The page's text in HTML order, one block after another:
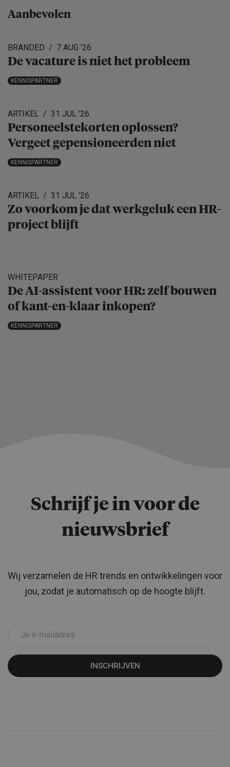
Aanbevolen
BRANDED 7 AUG '26
De vacature is niet het probleem
KENNISPARTNER
ARTIKEL 31 JUL '26
Personeels­te­korten oplossen?
Vergeet gepensio­neerden niet
KENNISPARTNER
ARTIKEL 31 JUL '26
Zo voorkom je dat werkgeluk een HR-
project blijft
WHITEPAPER
De AI-assistent voor HR: zelf bouwen
of kant-en-klaar inkopen?
KENNISPARTNER
Schrijf je in voor de
nieuwsbrief
Wij verzamelen de HR trends en ontwikkelingen voor
jou, zodat je automatisch op de hoogte blijft.